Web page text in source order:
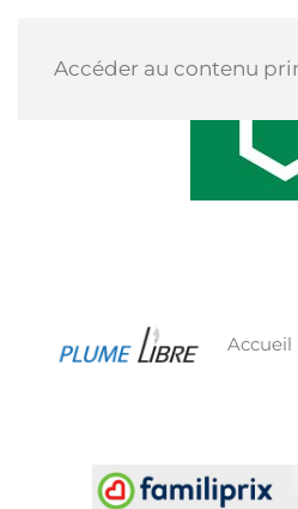
Accéder au contenu
Accueil